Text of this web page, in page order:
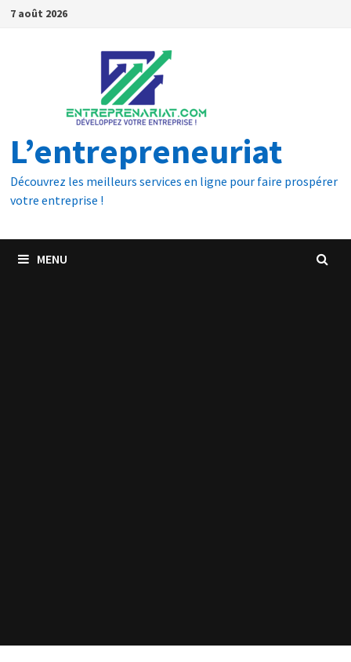
7 août 2026
L’entrepreneuriat
Découvrez les meilleurs services en ligne pour faire prospérer
votre entreprise !
MENU